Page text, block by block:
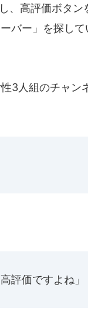
、高評価ボタン
バー」を探し
3人組のチャン
評価ですよね」